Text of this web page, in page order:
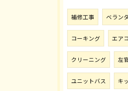
補修工事 ベラン
コーキング エア
クリーニング 左
ユニットバス キ